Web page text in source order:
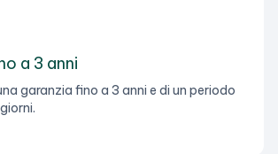
a 3 anni
garanzia fino a 3 anni e di un periodo